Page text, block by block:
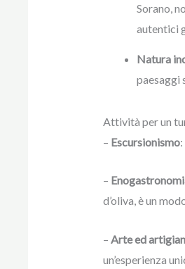
Sorano,
autentici
Natura
paesaggi
Attività per un
– Escursionismo:
–
d’oliva, è un
– Arte ed
un’esperienza